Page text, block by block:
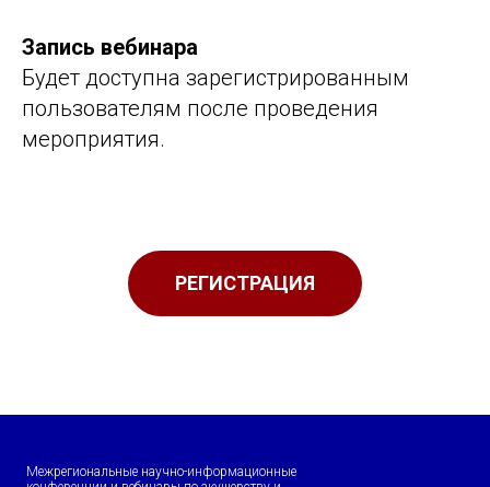
Запись вебинара
Будет доступна зарегистрированным
пользователям после проведения
мероприятия.
РЕГИСТРАЦИЯ